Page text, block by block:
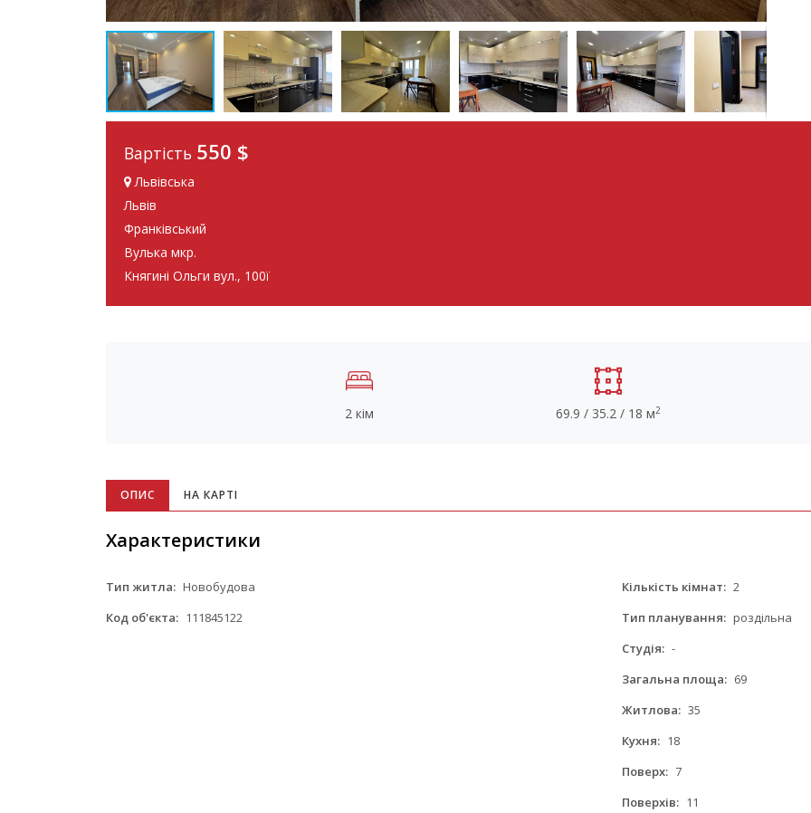
Вартість 550 $
Львівська
Львів
Франківський
Вулька мкр.
Княгині Ольги вул., 100ї
2 кім 69.9 / 35.2 / 18 м2
ОПИС НА КАРТІ
Характеристики
Тип житла: Новобудова
Код об'єкта: 111845122
Кількість кімнат: 2
Тип планування: роздільна
Студія: -
Загальна площа: 69
Житлова: 35
Кухня: 18
Поверх: 7
Поверхів: 11